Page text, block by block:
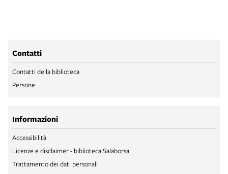
Contatti
Contatti della biblioteca
Persone
Informazioni
Accessibilità
Licenze e disclaimer - biblioteca Salaborsa
Trattamento dei dati personali